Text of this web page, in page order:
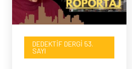
DEDEKTIF DERGI 53.
SAYI